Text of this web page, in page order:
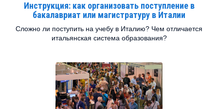
Инструкция: как организовать поступление в
бакалавриат или магистратуру в Италии
Сложно ли поступить на учебу в Италию? Чем отличается
итальянская система образования?